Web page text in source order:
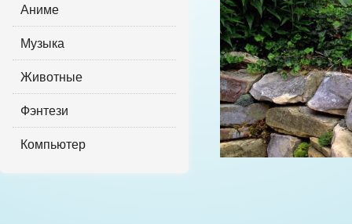
Аниме
Музыка
Животные
Фэнтези
Компьютер